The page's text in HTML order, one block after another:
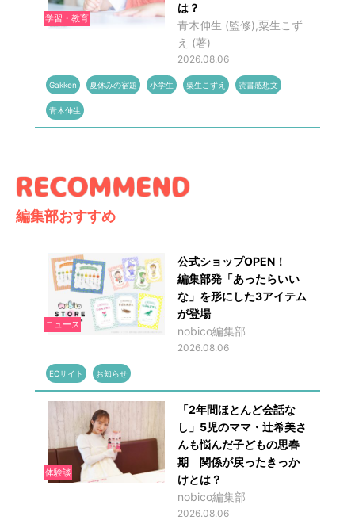
学習・教育
は？
青木伸生 (監修),粟生こず
え (著)
2026.08.06
Gakken 夏休みの宿題 小学生 粟生こずえ 読書感想文
青木伸生
編集部おすすめ
ニュース
公式ショップOPEN！
編集部発「あったらいい
な」を形にした3アイテム
が登場
nobico編集部
2026.08.06
ECサイト お知らせ
体験談
「2年間ほとんど会話な
し」5児のママ・辻希美さ
んも悩んだ子どもの思春
期 関係が戻ったきっか
けとは？
nobico編集部
2026.08.06